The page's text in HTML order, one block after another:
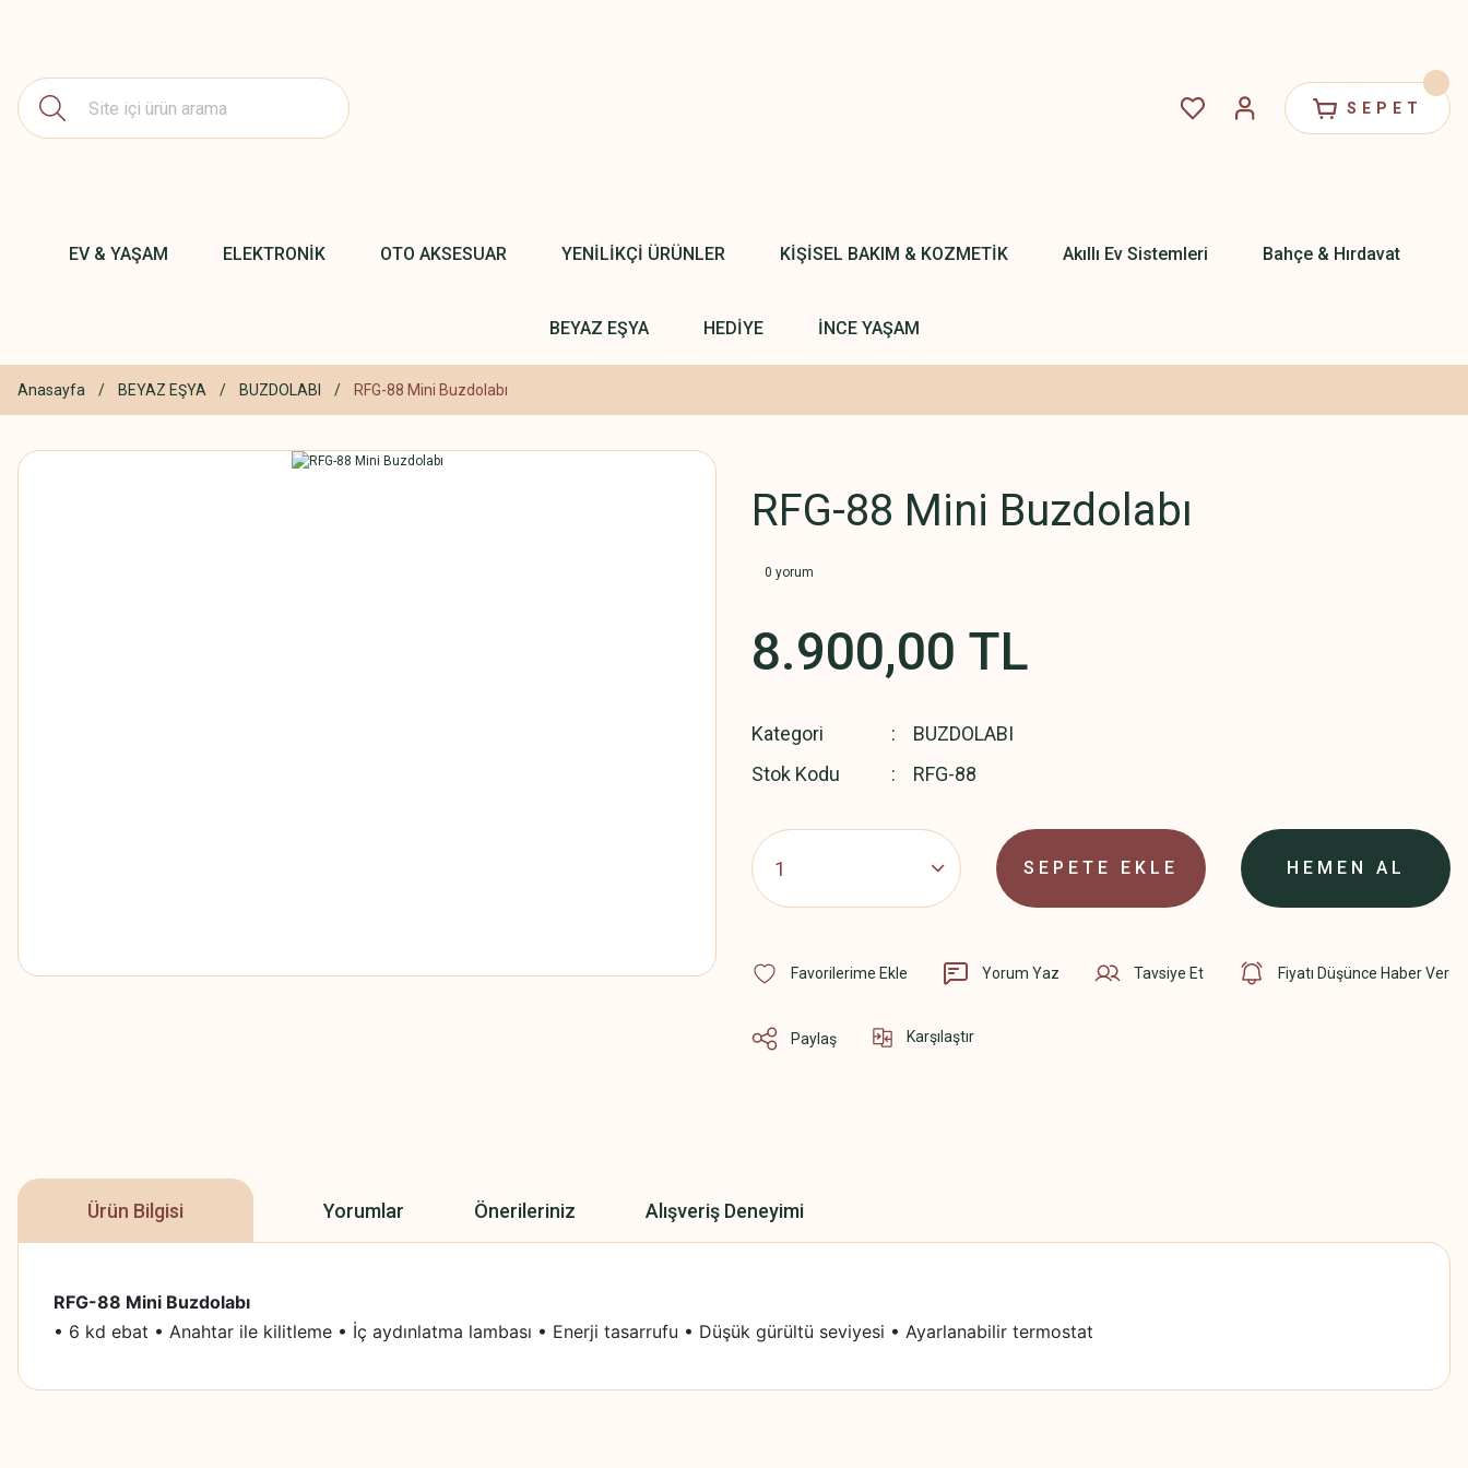
SEPET
EV & YAŞAM ELEKTRONİK OTO AKSESUAR YENİLİKÇİ ÜRÜNLER KİŞİSEL BAKIM & KOZMETİK Akıllı Ev Sistemleri Bahçe & Hırdavat
BEYAZ EŞYA HEDİYE İNCE YAŞAM
Anasayfa BEYAZ EŞYA BUZDOLABI RFG-88 Mini Buzdolabı
RFG-88 Mini Buzdolabı
0 yorum
8.900,00 TL
Kategori
BUZDOLABI
Stok Kodu
RFG-88
SEPETE EKLE HEMEN AL
Yorum Yaz Tavsiye Et Fiyatı Düşünce Haber Ver
Paylaş Karşılaştır
Ürün Bilgisi Yorumlar Önerileriniz Alışveriş Deneyimi
RFG-88 Mini Buzdolabı
• 6 kd ebat • Anahtar ile kilitleme • İç aydınlatma lambası • Enerji tasarrufu • Düşük gürültü seviyesi • Ayarlanabilir termostat